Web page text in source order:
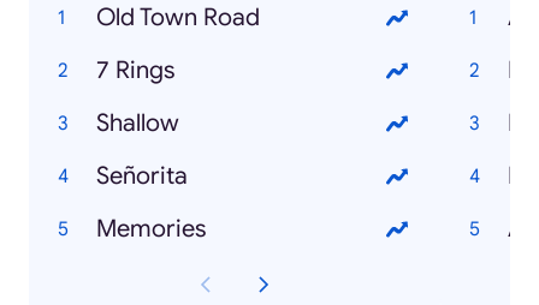
Old Town Road
7 Rings
Shallow
Señorita
Memories